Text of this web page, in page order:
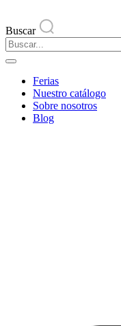
Buscar
Ferias
Nuestro catálogo
Sobre nosotros
Blog